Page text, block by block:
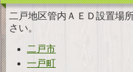
二戸地区管内ＡＥＤ設置場
さい。
二戸市
一戸町